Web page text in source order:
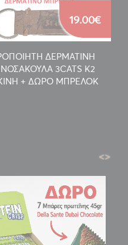
ΔΕΡΜΑΤΙΝΗ
3CATS K2
+ ΔΩΡΟ ΜΠΡΕΛΟΚ
19.00€
<>